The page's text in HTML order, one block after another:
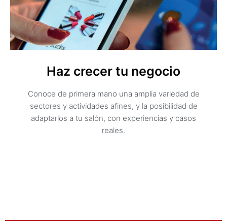
Haz crecer tu negocio
Conoce de primera mano una amplia variedad de
sectores y actividades afines, y la posibilidad de
adaptarlos a tu salón, con experiencias y casos
reales.